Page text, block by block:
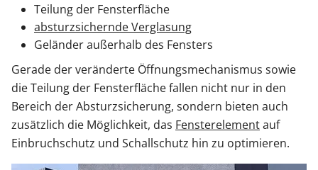
Teilung der Fensterfläche
absturzsichernde Verglasung
Geländer außerhalb des Fensters
Gerade der veränderte Öffnungsmechanismus sowie
die Teilung der Fensterfläche fallen nicht nur in den
Bereich der Absturzsicherung, sondern bieten auch
zusätzlich die Möglichkeit, das Fensterelementauf
Einbruchschutz und Schallschutz hin zu optimieren.